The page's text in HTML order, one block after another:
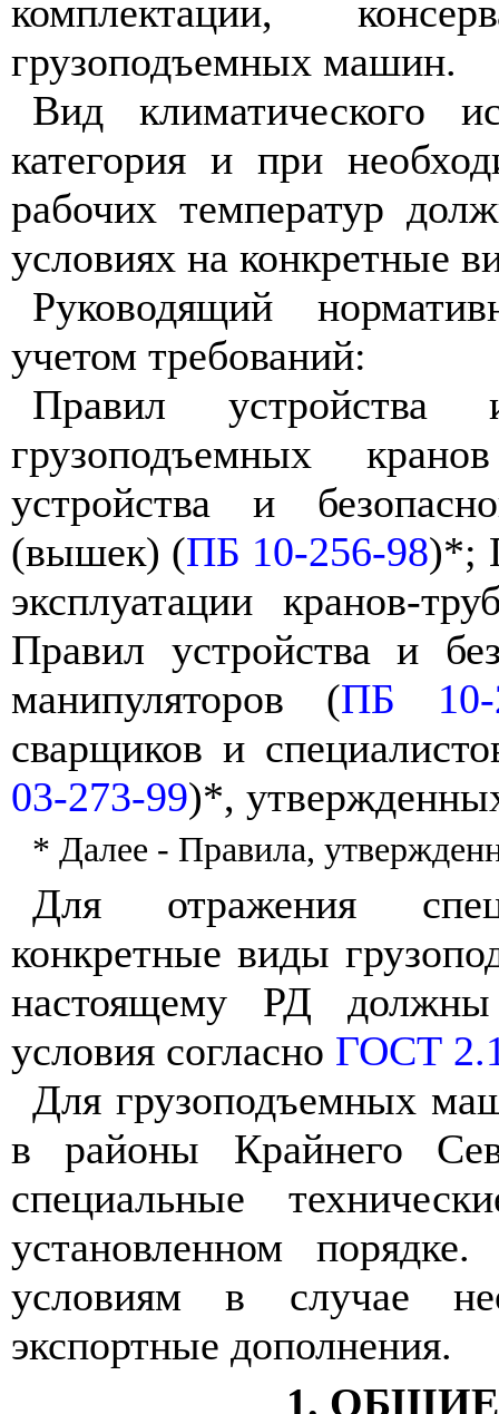
комплектации,
грузоподъемных машин.
Вид
категория и при
рабочих температур
условиях на конкретные
Руководящий
учетом требований:
Правил устройства
грузоподъемных
устройства и
(вышек) (ПБ 10-256-98)*;
эксплуатации кранов-
Правил устройства и
манипуляторов (ПБ 10-
сварщиков и
03-273-99)*,
* Далее - Правила,
Для отражения
конкретные виды
настоящему РД должны
условия согласно ГОСТ
Для грузоподъемных
в районы Крайнего
специальные
установленном
условиям в случае
экспортные дополнения.
1.